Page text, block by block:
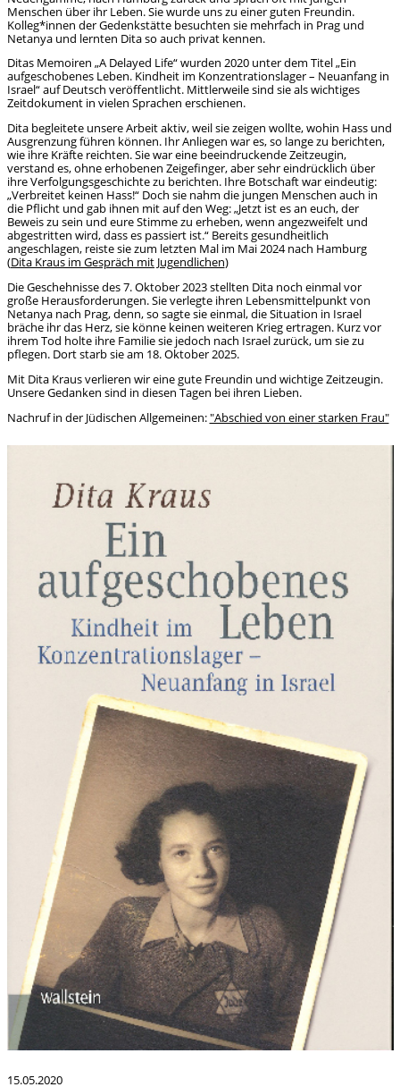
Menschen über ihr Leben. Sie wurde uns zu einer guten Freundin.
Kolleg*innen der Gedenkstätte besuchten sie mehrfach in Prag und
Netanya und lernten Dita so auch privat kennen.
Ditas Memoiren „A Delayed Life“ wurden 2020 unter dem Titel „Ein
aufgeschobenes Leben. Kindheit im Konzentrationslager – Neuanfang in
Israel“ auf Deutsch veröffentlicht. Mittlerweile sind sie als wichtiges
Zeitdokument in vielen Sprachen erschienen.
Dita begleitete unsere Arbeit aktiv, weil sie zeigen wollte, wohin Hass und
Ausgrenzung führen können. Ihr Anliegen war es, so lange zu berichten,
wie ihre Kräfte reichten. Sie war eine beeindruckende Zeitzeugin,
verstand es, ohne erhobenen Zeigefinger, aber sehr eindrücklich über
ihre Verfolgungsgeschichte zu berichten. Ihre Botschaft war eindeutig:
„Verbreitet keinen Hass!“ Doch sie nahm die jungen Menschen auch in
die Pflicht und gab ihnen mit auf den Weg: „Jetzt ist es an euch, der
Beweis zu sein und eure Stimme zu erheben, wenn angezweifelt und
abgestritten wird, dass es passiert ist.“ Bereits gesundheitlich
angeschlagen, reiste sie zum letzten Mal im Mai 2024 nach Hamburg
(Dita Kraus im Gespräch mit Jugendlichen)
Die Geschehnisse des 7. Oktober 2023 stellten Dita noch einmal vor
große Herausforderungen. Sie verlegte ihren Lebensmittelpunkt von
Netanya nach Prag, denn, so sagte sie einmal, die Situation in Israel
bräche ihr das Herz, sie könne keinen weiteren Krieg ertragen. Kurz vor
ihrem Tod holte ihre Familie sie jedoch nach Israel zurück, um sie zu
pflegen. Dort starb sie am 18. Oktober 2025.
Mit Dita Kraus verlieren wir eine gute Freundin und wichtige Zeitzeugin.
Unsere Gedanken sind in diesen Tagen bei ihren Lieben.
Nachruf in der Jüdischen Allgemeinen:"Abschied von einer starken Frau"
15.05.2020